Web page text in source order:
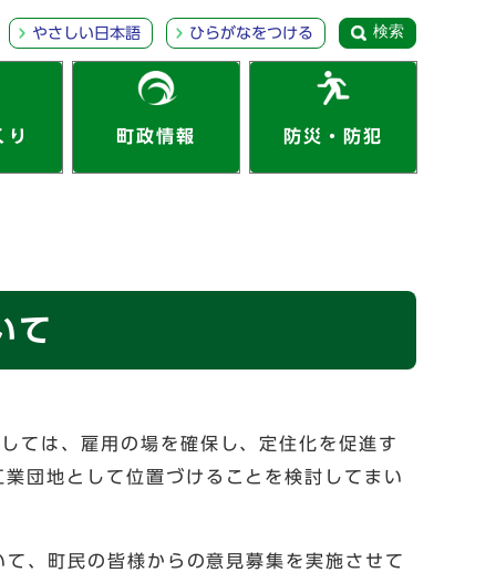
やさしい日本語 ひらがなをつける 検索
り 町政情報 防災・防犯
て
ては、雇用の場を確保し、定住化を促進す
団地として位置づけることを検討してまい
、町民の皆様からの意見募集を実施させて